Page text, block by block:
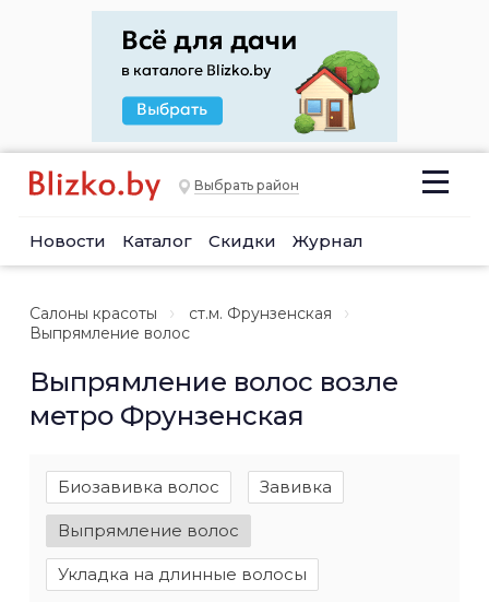
Выбрать район
Новости Каталог Скидки Журнал
Салоны красоты
ст.м. Фрунзенская
Выпрямление волос
Выпрямление волос возле
метро Фрунзенская
Биозавивка волос Завивка
Выпрямление волос
Укладка на длинные волосы